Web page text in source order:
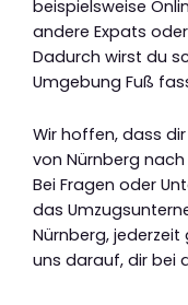
beispielsweise
andere Expats
Dadurch wirst du
Umgebung Fuß
Wir hoffen, dass
von Nürnberg
Bei Fragen oder
das
Nürnberg, jederzeit
uns darauf, dir bei